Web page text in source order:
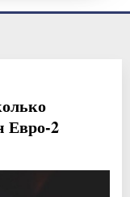
Евро-2